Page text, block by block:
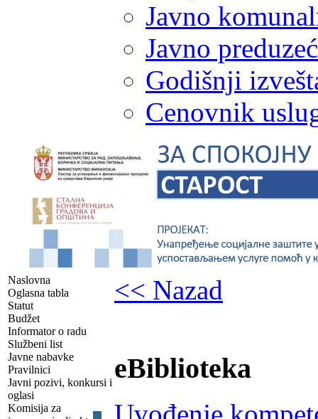
Javno
Javno
Godišnji
Cenovnik
Naslovna
Oglasna tabla
Statut
Budžet
Informator o radu
Službeni list
Javne nabavke
Pravilnici
Javni pozivi, konkursi i
oglasi
Komisija za
<< Nazad
eBiblioteka